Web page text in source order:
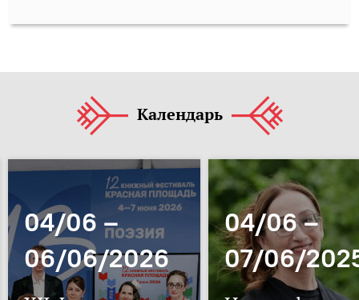
Календарь
04/06 –
06/06/2026
04/06 –
07/06/